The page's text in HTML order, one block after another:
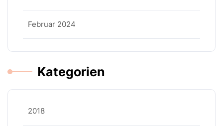
Februar 2024
Kategorien
2018